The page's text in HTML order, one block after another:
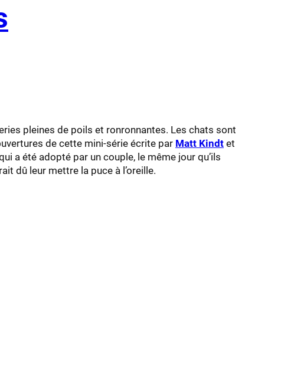
pleines de poils et ronronnantes. Les chats sont
de cette mini-série écrite par Matt Kindt et
a été adopté par un couple, le même jour qu’ils
dû leur mettre la puce à l’oreille.